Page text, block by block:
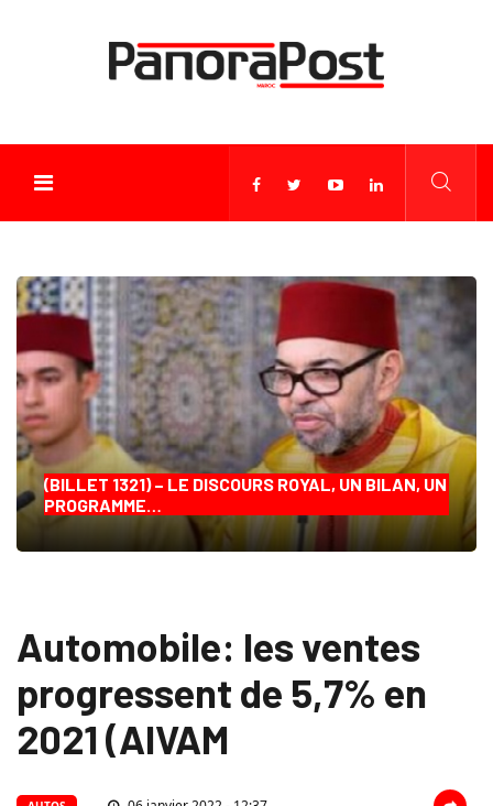
(BILLET 1321) – LE DISCOURS ROYAL, UN BILAN, UN
PROGRAMME…
Automobile: les ventes
progressent de 5,7% en
2021 (AIVAM